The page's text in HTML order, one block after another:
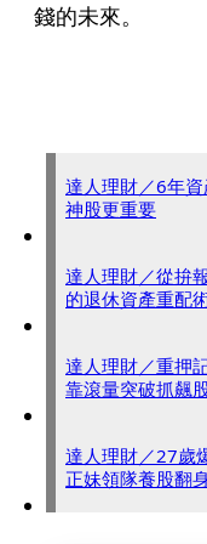
錢的未來。
達人理財／6年
神股更重要
達人理財／從拚
的退休資產重配
達人理財／重押
靠滾量突破抓飆
達人理財／27歲
正妹領隊養股翻